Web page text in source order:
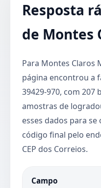
Resposta
de Montes
Para Montes Claros
página encontrou a
39429-970, com 207
amostras de
esses dados para
código final pelo
CEP dos Correios.
Campo